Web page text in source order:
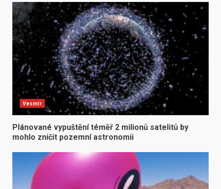
Vesmír
Plánované vypuštění téměř 2 milionů satelitů by
mohlo zničit pozemní astronomii